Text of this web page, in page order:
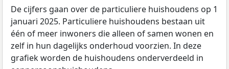
De cijfers gaan over de particuliere huishoudens op 1
januari 2025. Particuliere huishoudens bestaan uit
één of meer inwoners die alleen of samen wonen en
zelf in hun dagelijks onderhoud voorzien. In deze
grafiek worden de huishoudens onderverdeeld in